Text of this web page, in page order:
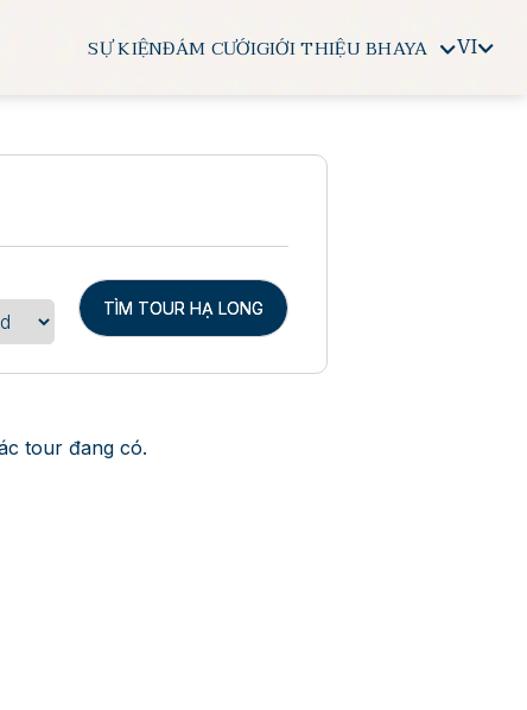
SỰ KIỆNĐÁM CƯỚIGIỚI THIỆU BHAYA VI
TÌM TOUR HẠ LONG
tour đang có.